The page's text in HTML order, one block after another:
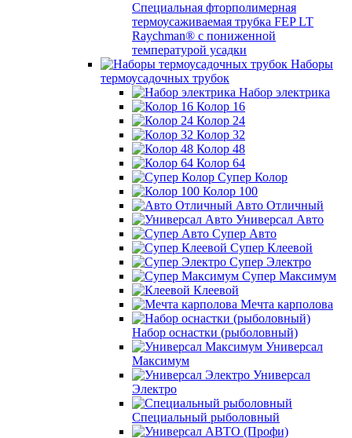
Специальная фторполимерная
термоусаживаемая трубка FEP LT
Raychman® с пониженной
температурой усадки
Наборы
термоусадочных трубок
Набор электрика
Колор 16
Колор 24
Колор 32
Колор 48
Колор 64
Супер Колор
Колор 100
Авто Отличный
Универсал Авто
Супер Авто
Супер Клеевой
Супер Электро
Супер Максимум
Клеевой
Мечта карполова
Набор оснастки (рыболовный)
Универсал
Максимум
Универсал
Электро
Специальный рыболовный